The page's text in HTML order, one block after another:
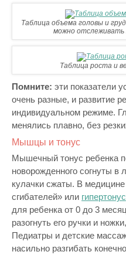
Таблица объема головы и
можно отслеживать
Таблица роста и
Помните: эти показатели
очень разные, и развитие
индивидуальном режиме.
менялись плавно, без
Мышцы и тонус
Мышечный тонус ребенка
новорожденного согнуты в
кулачки сжаты. В медицине
сгибателей» или гипертонус
для ребенка от 0 до 3
разогнуть его ручки и
Педиатры и детские
насильно разгибать